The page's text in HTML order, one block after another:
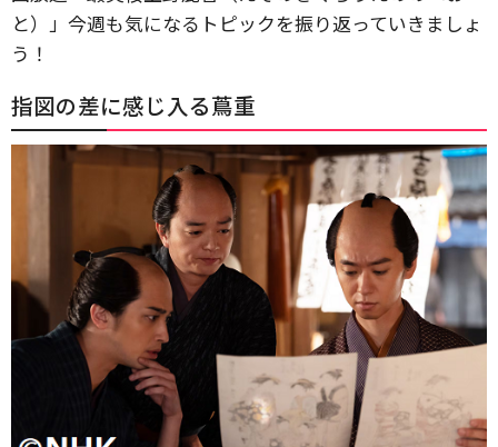
と）」今週も気になるトピックを振り返っていきましょ
う！
指図の差に感じ入る蔦重